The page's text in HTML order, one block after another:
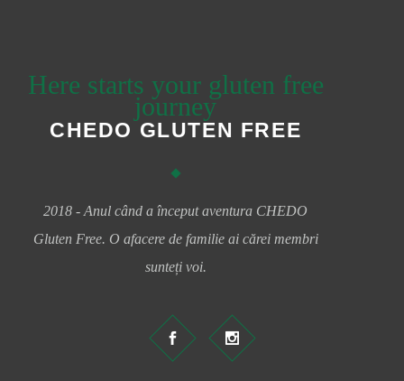
Here starts your gluten free
journey
CHEDO GLUTEN FREE
2018 - Anul când a început aventura CHEDO
Gluten Free. O afacere de familie ai cărei membri
sunteți voi.